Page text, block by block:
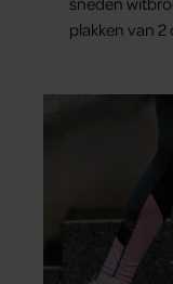
plakken van